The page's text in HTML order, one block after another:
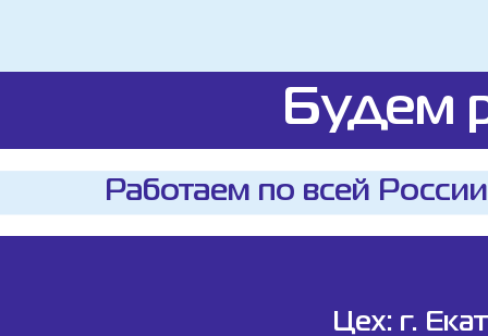
Будем
Работаем по всей
Цех: г.